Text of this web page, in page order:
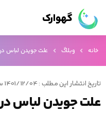
گهوارک
خانه وبلاگ علت جویدن لباس
تاریخ انتشار این مطلب : 1401/12/04 ساعت 00:00:00
علت جویدن لباس